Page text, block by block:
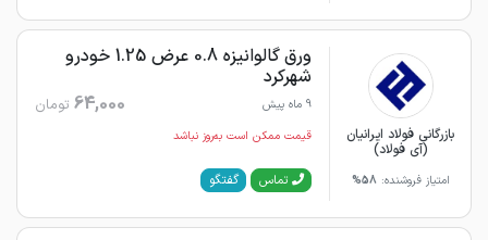
بازرگانی فولاد ایرانیان
(آی فولاد)
امتیاز فروشنده: 58%
ورق گالوانیزه 0.8 عرض 1.25 خودرو
شهرکرد
9 ماه پیش 64,000 تومان
قیمت ممکن است به‌روز نباشد
تماس گفتگو